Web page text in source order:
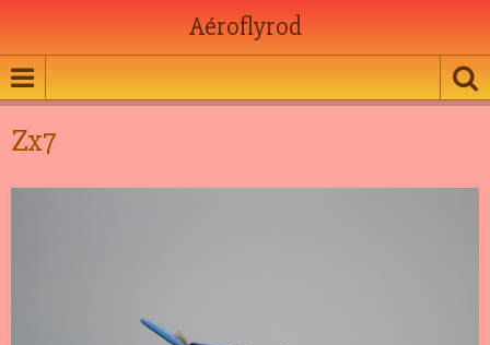
Aéroflyrod
Zx7